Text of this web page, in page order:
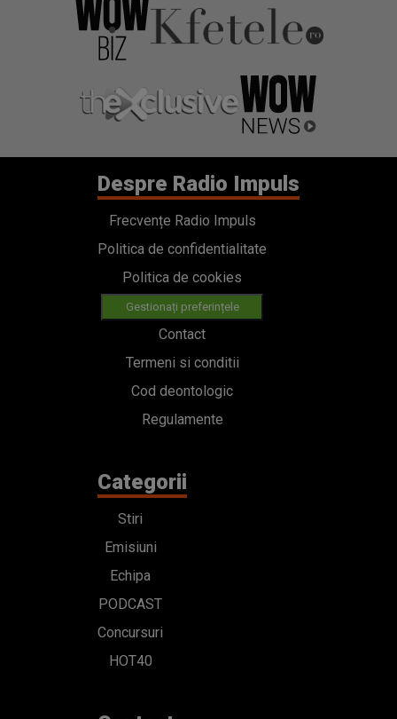
Despre Radio Impuls
Frecvențe Radio Impuls
Politica de confidentialitate
Politica de cookies
Gestionați preferințele
Contact
Termeni si conditii
Cod deontologic
Regulamente
Categorii
Stiri
Emisiuni
Echipa
PODCAST
Concursuri
HOT40